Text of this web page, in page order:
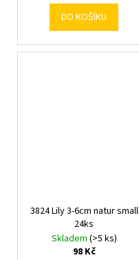
DO KOŠÍKU
3824 Lily 3-6cm natur small
24ks
Skladem (>5 ks)
98 Kč